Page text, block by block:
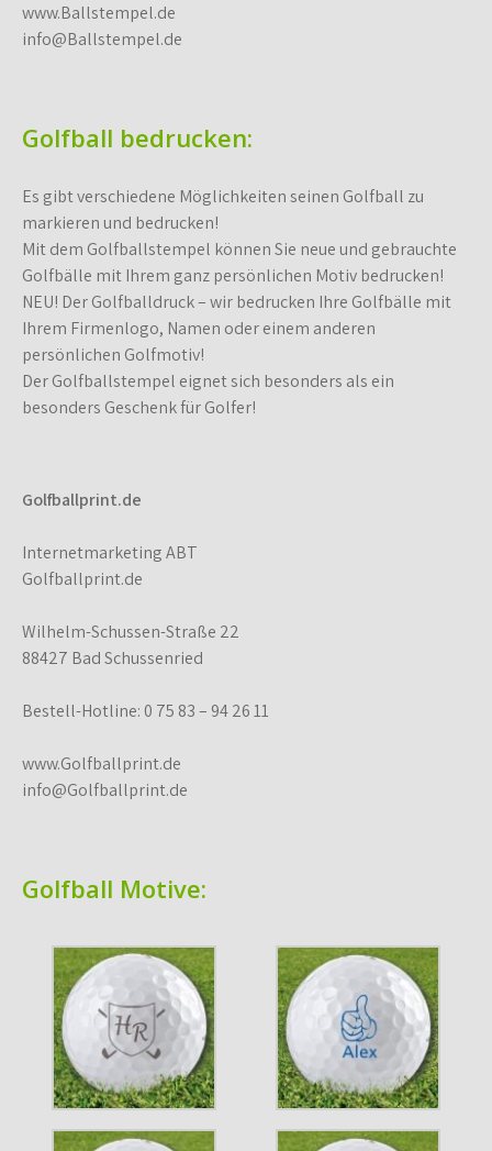
www.Ballstempel.de
info@Ballstempel.de
Golfball bedrucken:
Es gibt verschiedene Möglichkeiten seinen Golfball zu
markieren und bedrucken!
Mit dem Golfballstempel können Sie neue und gebrauchte
Golfbälle mit Ihrem ganz persönlichen Motiv bedrucken!
NEU! Der Golfballdruck – wir bedrucken Ihre Golfbälle mit
Ihrem Firmenlogo, Namen oder einem anderen
persönlichen Golfmotiv!
Der Golfballstempel eignet sich besonders als ein
besonders Geschenk für Golfer!
Golfballprint.de
Internetmarketing ABT
Golfballprint.de
Wilhelm-Schussen-Straße 22
88427 Bad Schussenried
Bestell-Hotline: 0 75 83 – 94 26 11
www.Golfballprint.de
info@Golfballprint.de
Golfball Motive: